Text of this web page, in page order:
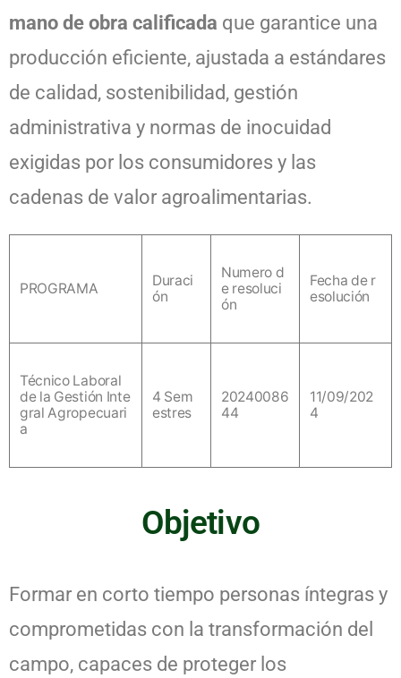
mano de obra calificada que garantice una
producción eficiente, ajustada a estándares
de calidad, sostenibilidad, gestión
administrativa y normas de inocuidad
exigidas por los consumidores y las
cadenas de valor agroalimentarias.
PROGRAMA
Duraci
ón
Numero d
e resoluci
ón
Fecha de r
esolución
Técnico Laboral
de la Gestión Inte
gral Agropecuari
a
4 Sem
estres
20240086
44
11/09/202
4
Objetivo
Formar en corto tiempo personas íntegras y
comprometidas con la transformación del
campo, capaces de proteger los